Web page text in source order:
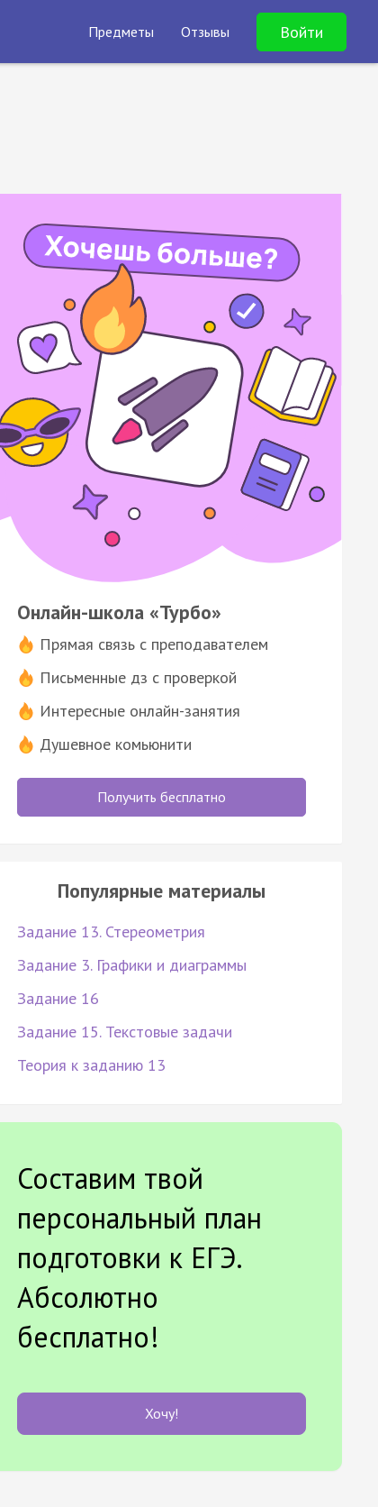
Предметы Отзывы Войти
Онлайн-школа «Турбо»
Прямая связь с преподавателем
Письменные дз с проверкой
Интересные онлайн-занятия
Душевное комьюнити
Получить бесплатно
Популярные материалы
Задание 13. Стереометрия
Задание 3. Графики и диаграммы
Задание 16
Задание 15. Текстовые задачи
Теория к заданию 13
Составим твой
персональный план
подготовки к ЕГЭ.
Абсолютно
бесплатно!
Хочу!